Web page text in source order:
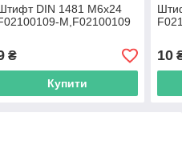
DIN 1481 M6x24
M,F02100109
₴
Купити
10